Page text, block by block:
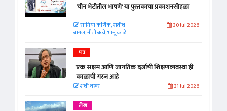
'चीन भेटीतील भाषणे' या पुस्तकाचा प्रकाशनसोहळा
सानिया कर्णिक, सतीश
बागल, नीती बडवे, भानू काळे
30 Jul 2026
पत्र
एक सक्षम आणि जागतिक दर्जाची शिक्षणव्यवस्था ही
काळाची गरज आहे
शशी थरूर 31 Jul 2026
लेख